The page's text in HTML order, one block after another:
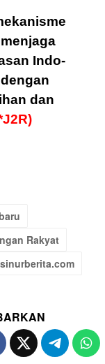
Indo-
dan
Rakyat
sinurberita.com